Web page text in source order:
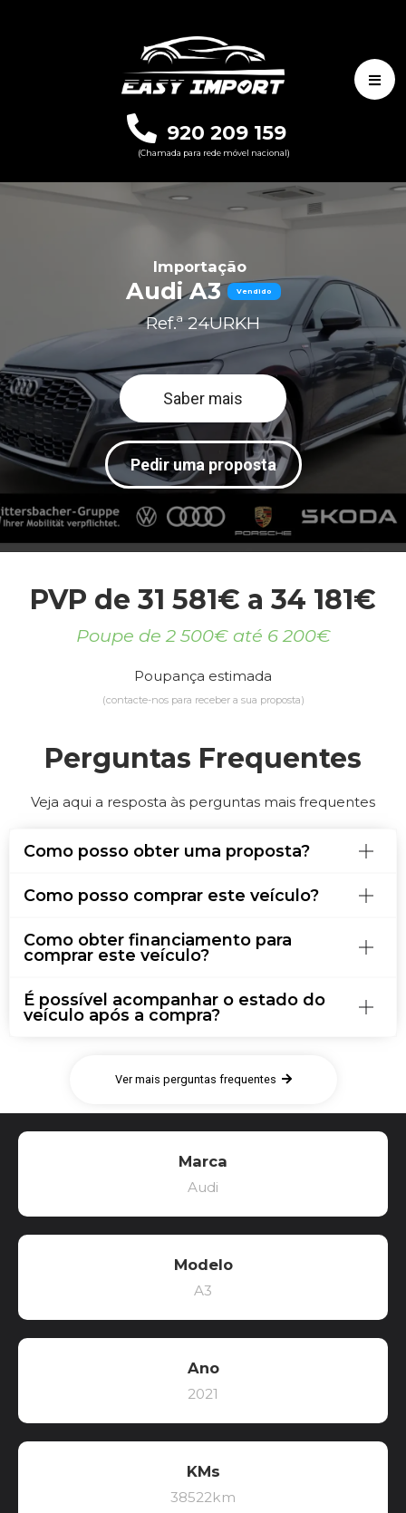
920 209 159
(Chamada para rede móvel nacional)
Importação
Audi A3 Vendido
Ref.ª 24URKH
Saber mais
Pedir uma proposta
PVP de 31 581€ a 34 181€
Poupe de 2 500€ até 6 200€
Poupança estimada
(contacte-nos para receber a sua proposta)
Perguntas Frequentes
Veja aqui a resposta às perguntas mais frequentes
Como posso obter uma proposta?
Como posso comprar este veículo?
Como obter financiamento para
comprar este veículo?
É possível acompanhar o estado do
veículo após a compra?
Ver mais perguntas frequentes
Marca
Audi
Modelo
A3
Ano
2021
KMs
38522km